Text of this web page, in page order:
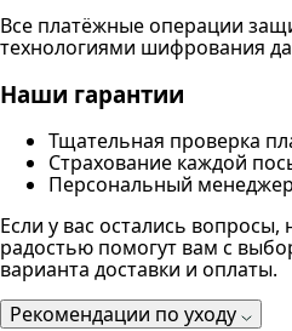
Все платёжные операции
технологиями шифрования
Наши гарантии
Тщательная проверка
Страхование каждой
Персональный менеджер
Если у вас остались
радостью помогут вам с
варианта доставки и оплаты.
Рекомендации по уходу